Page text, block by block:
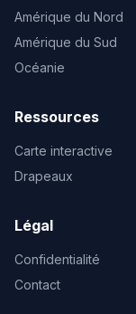
Amérique du Nord
Amérique du Sud
Océanie
Ressources
Carte interactive
Drapeaux
Légal
Confidentialité
Contact